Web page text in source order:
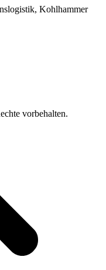
Kohlhammer
vorbehalten.